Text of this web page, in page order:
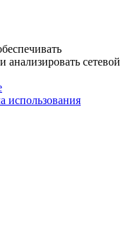
анализировать сетевой
использования